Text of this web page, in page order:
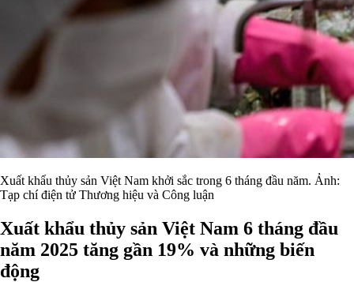
Xuất khẩu thủy sản Việt Nam khởi sắc trong 6 tháng đầu năm. Ảnh:
Tạp chí điện tử Thương hiệu và Công luận
Xuất khẩu thủy sản Việt Nam 6 tháng đầu
năm 2025 tăng gần 19% và những biến
động